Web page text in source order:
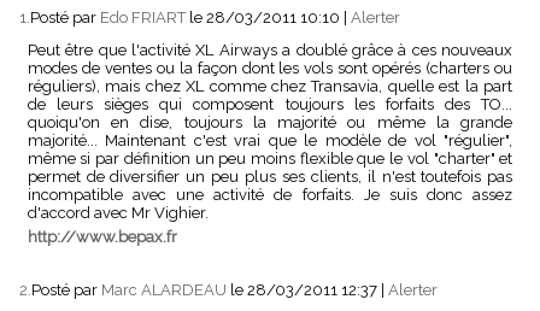
1.Posté par Edo FRIART le 28/03/2011 10:10
Alerter
Peut être que l'activité XL Airways a doublé grâce à ces nouveaux
modes de ventes ou la façon dont les vols sont opérés (charters ou
réguliers), mais chez XL comme chez Transavia, quelle est la part
de leurs sièges qui composent toujours les forfaits des TO...
quoiqu'on en dise, toujours la majorité ou même la grande
majorité... Maintenant c'est vrai que le modèle de vol "régulier",
même si par définition un peu moins flexible que le vol "charter" et
permet de diversifier un peu plus ses clients, il n'est toutefois pas
incompatible avec une activité de forfaits. Je suis donc assez
d'accord avec Mr Vighier.
http://www.bepax.fr
2. Posté par Marc ALARDEAU le 28/03/2011 12:37 | Alerter